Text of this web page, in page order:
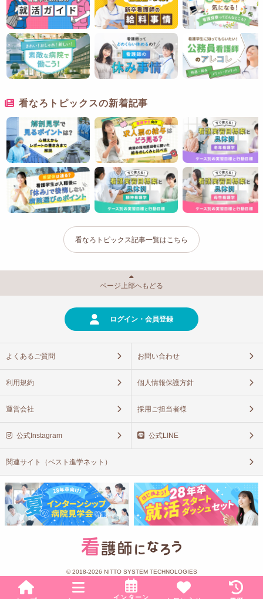
インターン
看なろトピックスの新着記事
看なろトピックス記事一覧はこちら
ページ上部へもどる
ログイン・会員登録
よくあるご質問 お問い合わせ
利用規約 個人情報保護方針
運営会社 採用ご担当者様
公式Instagram 公式LINE
関連サイト（ベスト進学ネット）
© 2018-2026 NITTO SYSTEM TECHNOLOGIES